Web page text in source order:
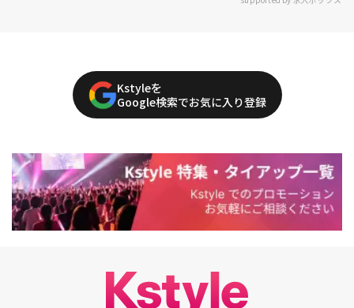
Kstyleを
Google検索でお気に入り登録